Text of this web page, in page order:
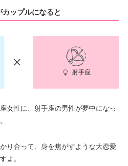
ップルになると
射手座
女性に、射手座の男性が夢中になっ
り合って、身を焦がすような大恋愛
よ。